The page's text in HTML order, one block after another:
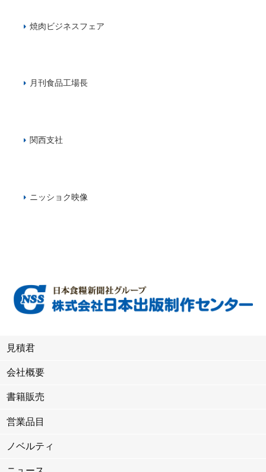
焼肉ビジネスフェア
月刊食品工場長
関西支社
ニッショク映像
見積君
会社概要
書籍販売
営業品目
ノベルティ